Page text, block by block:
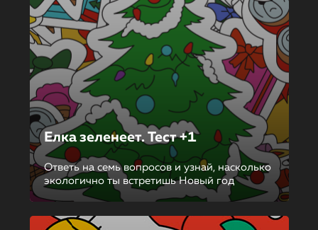
Елка зеленеет. Тест +1
Ответь на семь вопросов и узнай, насколько
экологично ты встретишь Новый год